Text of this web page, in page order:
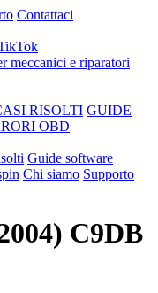
Contattaci
RISOLTI GUIDE
OBD
Guide software
Chi siamo Supporto
C9DB